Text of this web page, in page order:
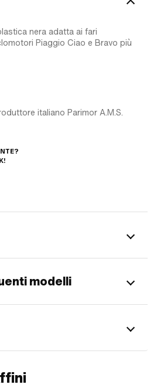
nera adatta ai fari
Piaggio Ciao e Bravo più
italiano Parimor A.M.S.
modelli